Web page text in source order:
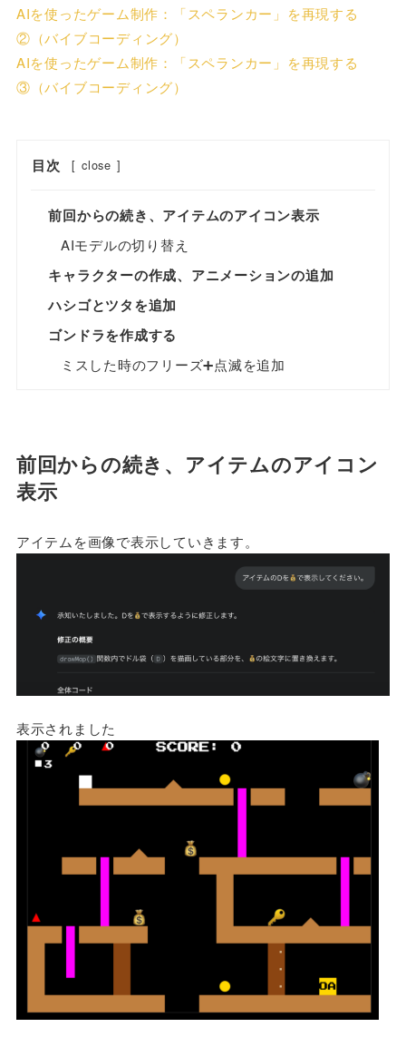
AIを使ったゲーム制作：「スペランカー」を再現する
②（バイブコーディング）
AIを使ったゲーム制作：「スペランカー」を再現する
③（バイブコーディング）
目次 [ close ]
前回からの続き、アイテムのアイコン表示
AIモデルの切り替え
キャラクターの作成、アニメーションの追加
ハシゴとツタを追加
ゴンドラを作成する
ミスした時のフリーズ➕点滅を追加
前回からの続き、アイテムのアイコン
表示
アイテムを画像で表示していきます。
表示されました